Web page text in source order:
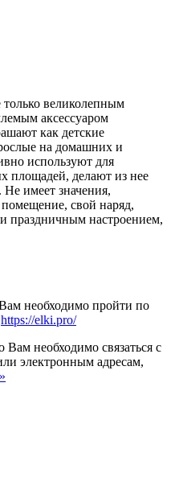
великолепным
аксессуаром
как детские
на домашних и
используют для
площадей, делают из нее
имеет значения,
свой наряд,
праздничным настроением,
необходимо пройти по
https://elki.pro/
необходимо связаться с
электронным адресам,